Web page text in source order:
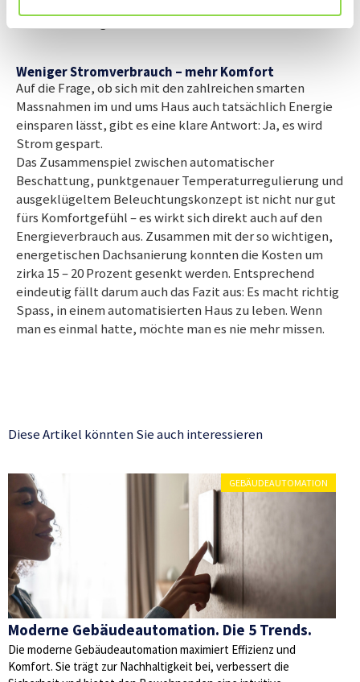
Weniger Stromverbrauch – mehr Komfort
Auf die Frage, ob sich mit den zahlreichen smarten
Massnahmen im und ums Haus auch tatsächlich Energie
einsparen lässt, gibt es eine klare Antwort: Ja, es wird
Strom gespart.
Das Zusammenspiel zwischen automatischer
Beschattung, punktgenauer Temperaturregulierung und
ausgeklügeltem Beleuchtungskonzept ist nicht nur gut
fürs Komfortgefühl – es wirkt sich direkt auch auf den
Energieverbrauch aus. Zusammen mit der so wichtigen,
energetischen Dachsanierung konnten die Kosten um
zirka 15 – 20 Prozent gesenkt werden. Entsprechend
eindeutig fällt darum auch das Fazit aus: Es macht richtig
Spass, in einem automatisierten Haus zu leben. Wenn
man es einmal hatte, möchte man es nie mehr missen.
Diese Artikel könnten Sie auch interessieren
GEBÄUDEAUTOMATION
Moderne Gebäudeautomation. Die 5 Trends.
Die moderne Gebäudeautomation maximiert Effizienz und
Komfort. Sie trägt zur Nachhaltigkeit bei, verbessert die